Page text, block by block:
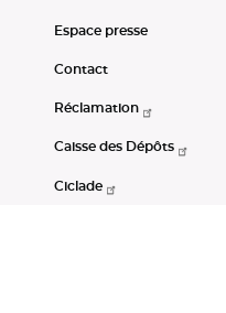
Espace presse
Contact
Réclamation
Caisse des Dépôts
Ciclade